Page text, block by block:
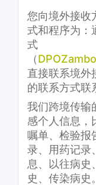
您向境外接收
式和程序为：
式
（
直接联系境外
的联系方式联
我们跨境传输
感个人信息，
嘱单、检验报
录、用药记录
息、以往病史
史、传染病史